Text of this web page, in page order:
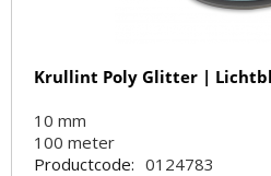
Krullint Poly Glitter |
10 mm
100 meter
Productcode: 0124783